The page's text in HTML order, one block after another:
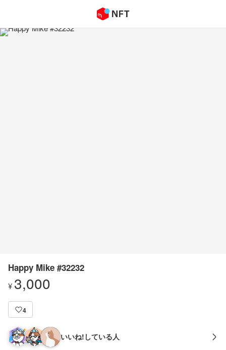
Happy Mike #32232
¥ 3,000
4
いいね!している人